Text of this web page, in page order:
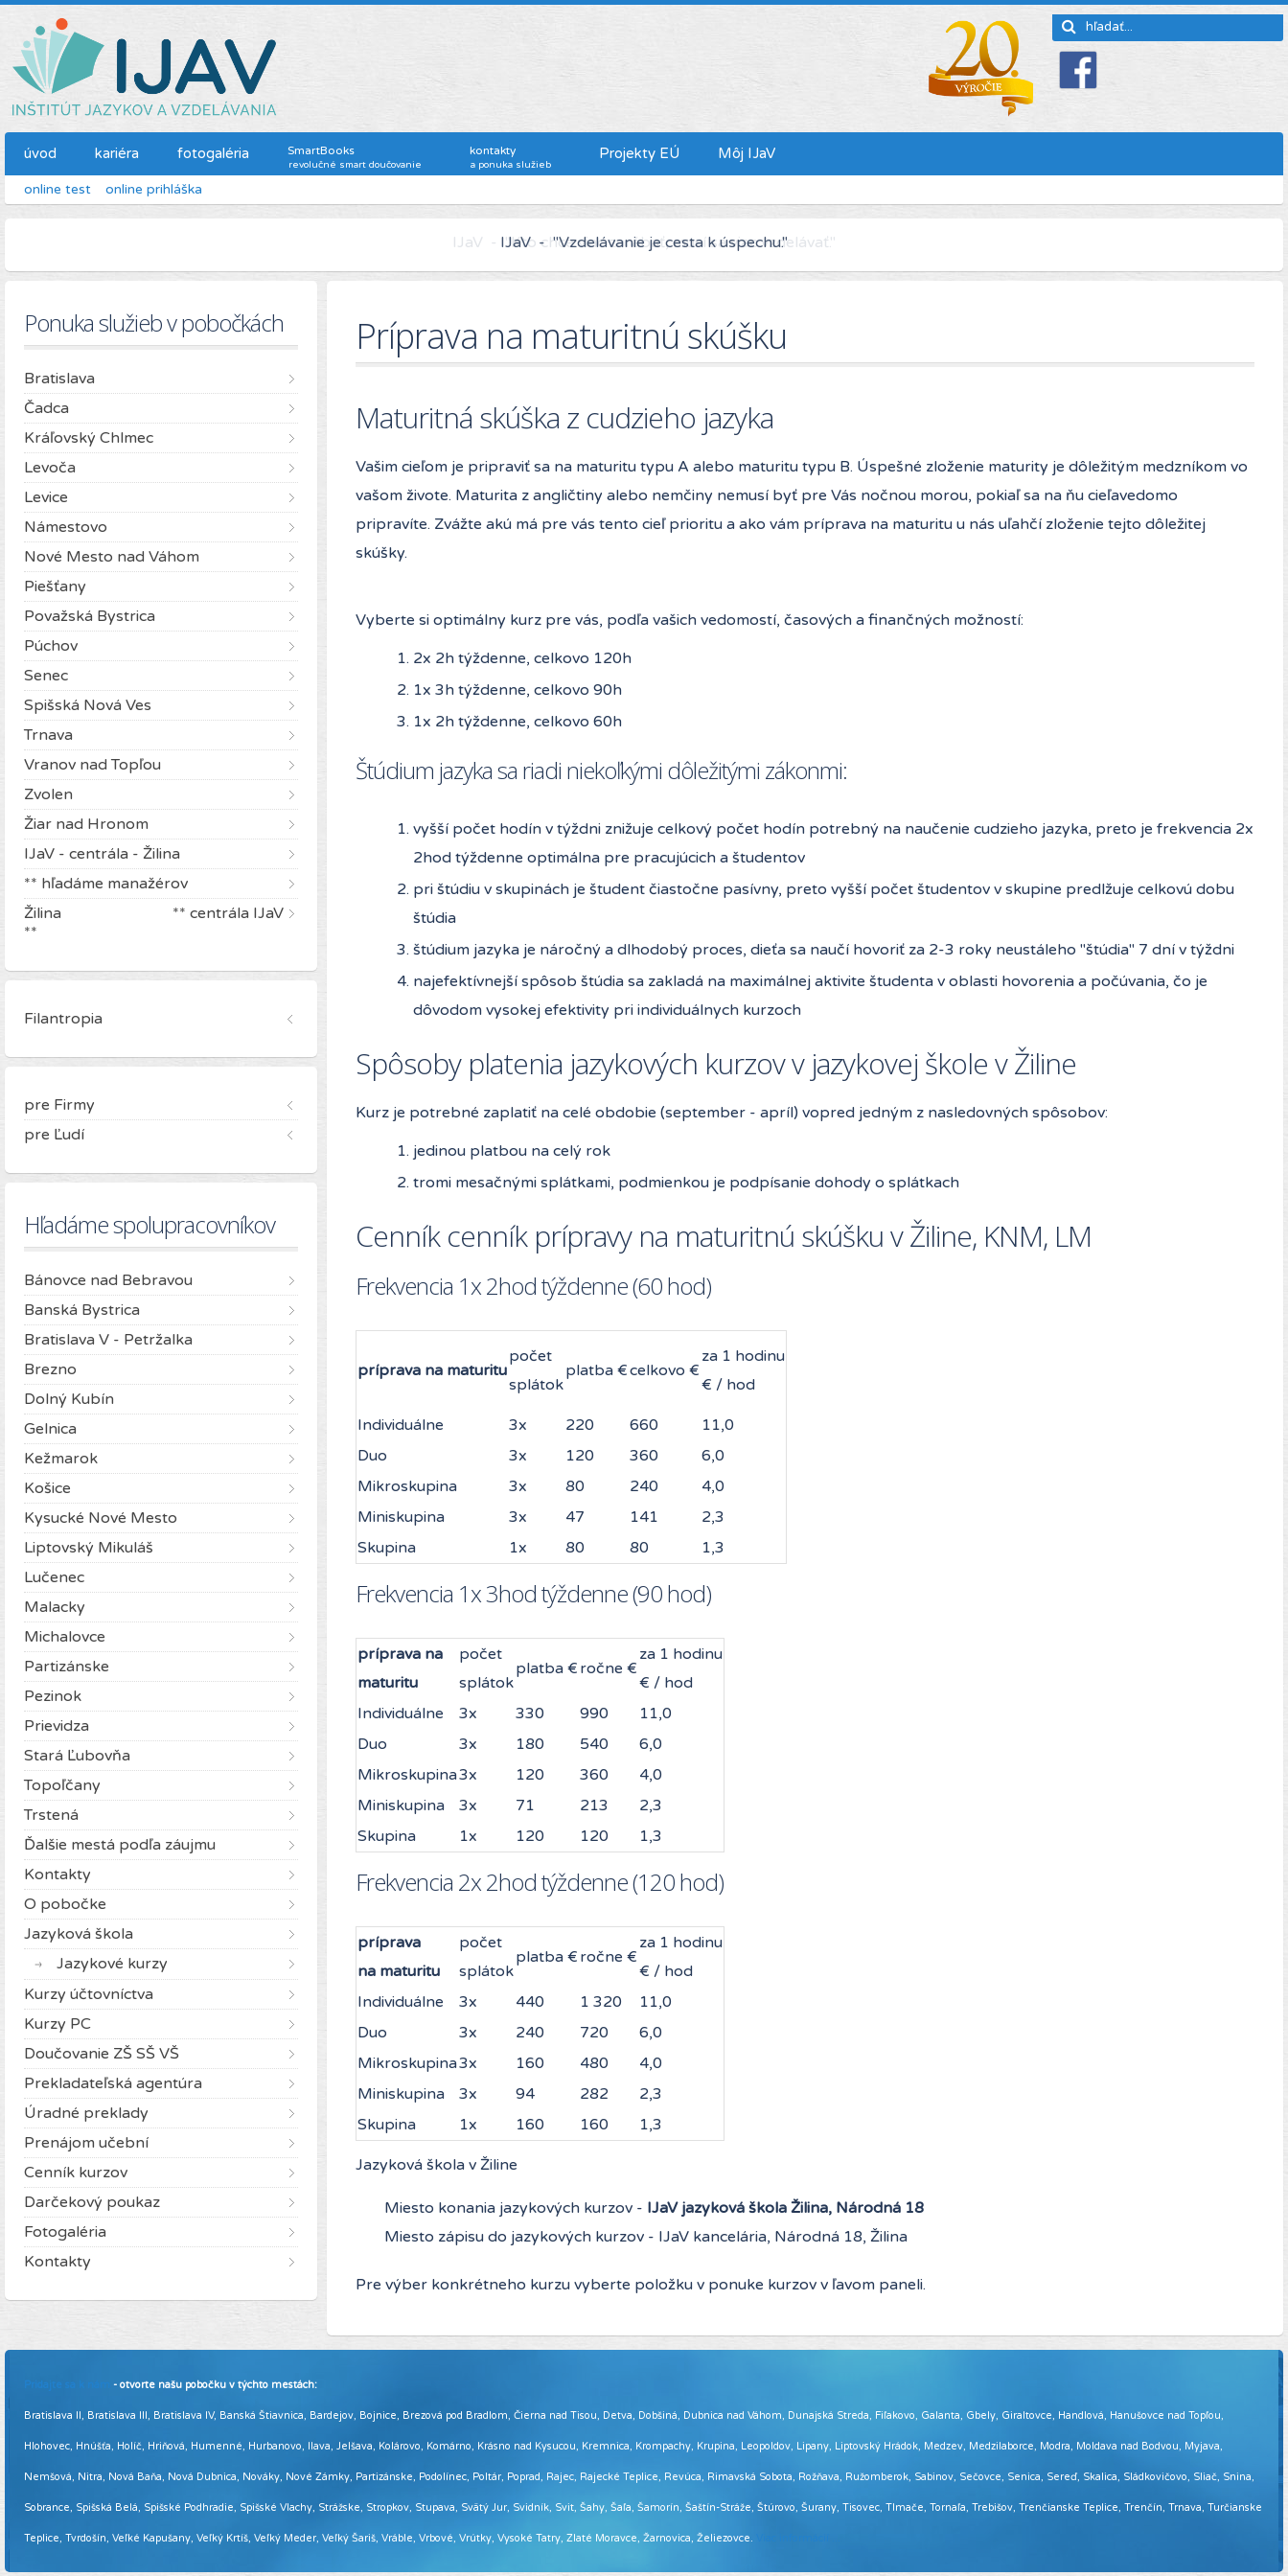
úvod kariéra fotogaléria SmartBooks
revolučné smart doučovanie
kontakty
a ponuka služieb
Projekty EÚ Môj IJaV
online test online prihláška
IJaV - "Kto chce viac zarábať, musí sa viac vzdelávať."
Príprava na maturitnú skúšku
Maturitná skúška z cudzieho jazyka
Vašim cieľom je pripraviť sa na maturitu typu A alebo maturitu typu B. Úspešné zloženie maturity je dôležitým medzníkom vo
vašom živote. Maturita z angličtiny alebo nemčiny nemusí byť pre Vás nočnou morou, pokiaľ sa na ňu cieľavedomo
pripravíte. Zvážte akú má pre vás tento cieľ prioritu a ako vám príprava na maturitu u nás uľahčí zloženie tejto dôležitej
skúšky.
Vyberte si optimálny kurz pre vás, podľa vašich vedomostí, časových a finančných možností:
2x 2h týždenne, celkovo 120h
1x 3h týždenne, celkovo 90h
1x 2h týždenne, celkovo 60h
Štúdium jazyka sa riadi niekoľkými dôležitými zákonmi:
vyšší počet hodín v týždni znižuje celkový počet hodín potrebný na naučenie cudzieho jazyka, preto je frekvencia 2x
2hod týždenne optimálna pre pracujúcich a študentov
pri štúdiu v skupinách je študent čiastočne pasívny, preto vyšší počet študentov v skupine predlžuje celkovú dobu
štúdia
štúdium jazyka je náročný a dlhodobý proces, dieťa sa naučí hovoriť za 2-3 roky neustáleho "štúdia" 7 dní v týždni
najefektívnejší spôsob štúdia sa zakladá na maximálnej aktivite študenta v oblasti hovorenia a počúvania, čo je
dôvodom vysokej efektivity pri individuálnych kurzoch
Spôsoby platenia jazykových kurzov v jazykovej škole v Žiline
Kurz je potrebné zaplatiť na celé obdobie (september - apríl) vopred jedným z nasledovných spôsobov:
jedinou platbou na celý rok
tromi mesačnými splátkami, podmienkou je podpísanie dohody o splátkach
Cenník cenník prípravy na maturitnú skúšku v Žiline, KNM, LM
Frekvencia 1x 2hod týždenne (60 hod)
príprava na maturitu
počet
splátok
platba €celkovo €
za 1 hodinu
€ / hod
Individuálne 3x 220 660
11,0
Duo
3x 120 360
6,0
Mikroskupina
3x 80 240
4,0
Miniskupina
3x 47 141
2,3
Skupina
1x 80 80 1,3
Frekvencia 1x 3hod týždenne (90 hod)
príprava na
maturitu
počet
splátok
platba € ročne €
za 1 hodinu
€ / hod
Individuálne
3x 330 990
11,0
Duo
3x 180 540
6,0
Mikroskupina3x 120 360
4,0
Miniskupina
3x 71 213
2,3
Skupina
1x 120 120 1,3
Frekvencia 2x 2hod týždenne (120 hod)
príprava
na maturitu
počet
splátok
platba € ročne €
za 1 hodinu
€ / hod
Individuálne
3x 440 1 320
11,0
Duo
3x 240 720
6,0
Mikroskupina3x 160 480
4,0
Miniskupina
3x 94 282
2,3
Skupina
1x 160 160 1,3
Jazyková škola v Žiline
Miesto konania jazykových kurzov - IJaV jazyková škola Žilina, Národná 18
Miesto zápisu do jazykových kurzov - IJaV kancelária, Národná 18, Žilina
Pre výber konkrétneho kurzu vyberte položku v ponuke kurzov v ľavom paneli.
Ponuka služieb v pobočkách
Bratislava
Čadca
Kráľovský Chlmec
Levoča
Levice
Námestovo
Nové Mesto nad Váhom
Piešťany
Považská Bystrica
Púchov
Senec
Spišská Nová Ves
Trnava
Vranov nad Topľou
Zvolen
Žiar nad Hronom
IJaV - centrála - Žilina
** hľadáme manažérov
Žilina ** centrála IJaV
**
Filantropia
pre Firmy
pre Ľudí
Hľadáme spolupracovníkov
Bánovce nad Bebravou
Banská Bystrica
Bratislava V - Petržalka
Brezno
Dolný Kubín
Gelnica
Kežmarok
Košice
Kysucké Nové Mesto
Liptovský Mikuláš
Lučenec
Malacky
Michalovce
Partizánske
Pezinok
Prievidza
Stará Ľubovňa
Topoľčany
Trstená
Ďalšie mestá podľa záujmu
Kontakty
O pobočke
Jazyková škola
Jazykové kurzy
Kurzy účtovníctva
Kurzy PC
Doučovanie ZŠ SŠ VŠ
Prekladateľská agentúra
Úradné preklady
Prenájom učební
Cenník kurzov
Darčekový poukaz
Fotogaléria
Kontakty
Pridajte sa k nám - otvorte našu pobočku v týchto mestách:
Bratislava II, Bratislava III, Bratislava IV, Banská Štiavnica, Bardejov, Bojnice, Brezová pod Bradlom, Čierna nad Tisou, Detva, Dobšiná, Dubnica nad Váhom, Dunajská Streda, Fiľakovo, Galanta, Gbely, Giraltovce, Handlová, Hanušovce nad Topľou,
Hlohovec, Hnúšťa, Holíč, Hriňová, Humenné, Hurbanovo, Ilava, Jelšava, Kolárovo, Komárno, Krásno nad Kysucou, Kremnica, Krompachy, Krupina, Leopoldov, Lipany, Liptovský Hrádok, Medzev, Medzilaborce, Modra, Moldava nad Bodvou, Myjava,
Nemšová, Nitra, Nová Baňa, Nová Dubnica, Nováky, Nové Zámky, Partizánske, Podolínec, Poltár, Poprad, Rajec, Rajecké Teplice, Revúca, Rimavská Sobota, Rožňava, Ružomberok, Sabinov, Sečovce, Senica, Sereď, Skalica, Sládkovičovo, Sliač, Snina,
Sobrance, Spišská Belá, Spišské Podhradie, Spišské Vlachy, Strážske, Stropkov, Stupava, Svätý Jur, Svidník, Svit, Šahy, Šaľa, Šamorín, Šaštín-Stráže, Štúrovo, Šurany, Tisovec, Tlmače, Tornaľa, Trebišov, Trenčianske Teplice, Trenčín, Trnava, Turčianske
Teplice, Tvrdošín, Veľké Kapušany, Veľký Krtíš, Veľký Meder, Veľký Šariš, Vráble, Vrbové, Vrútky, Vysoké Tatry, Zlaté Moravce, Žarnovica, Želiezovce.